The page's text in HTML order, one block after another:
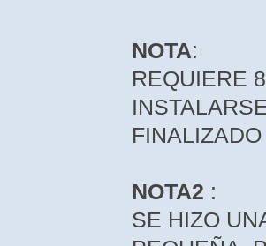
NOTA:
REQUIERE
FINALIZADO
NOTA2 :
SE HIZO